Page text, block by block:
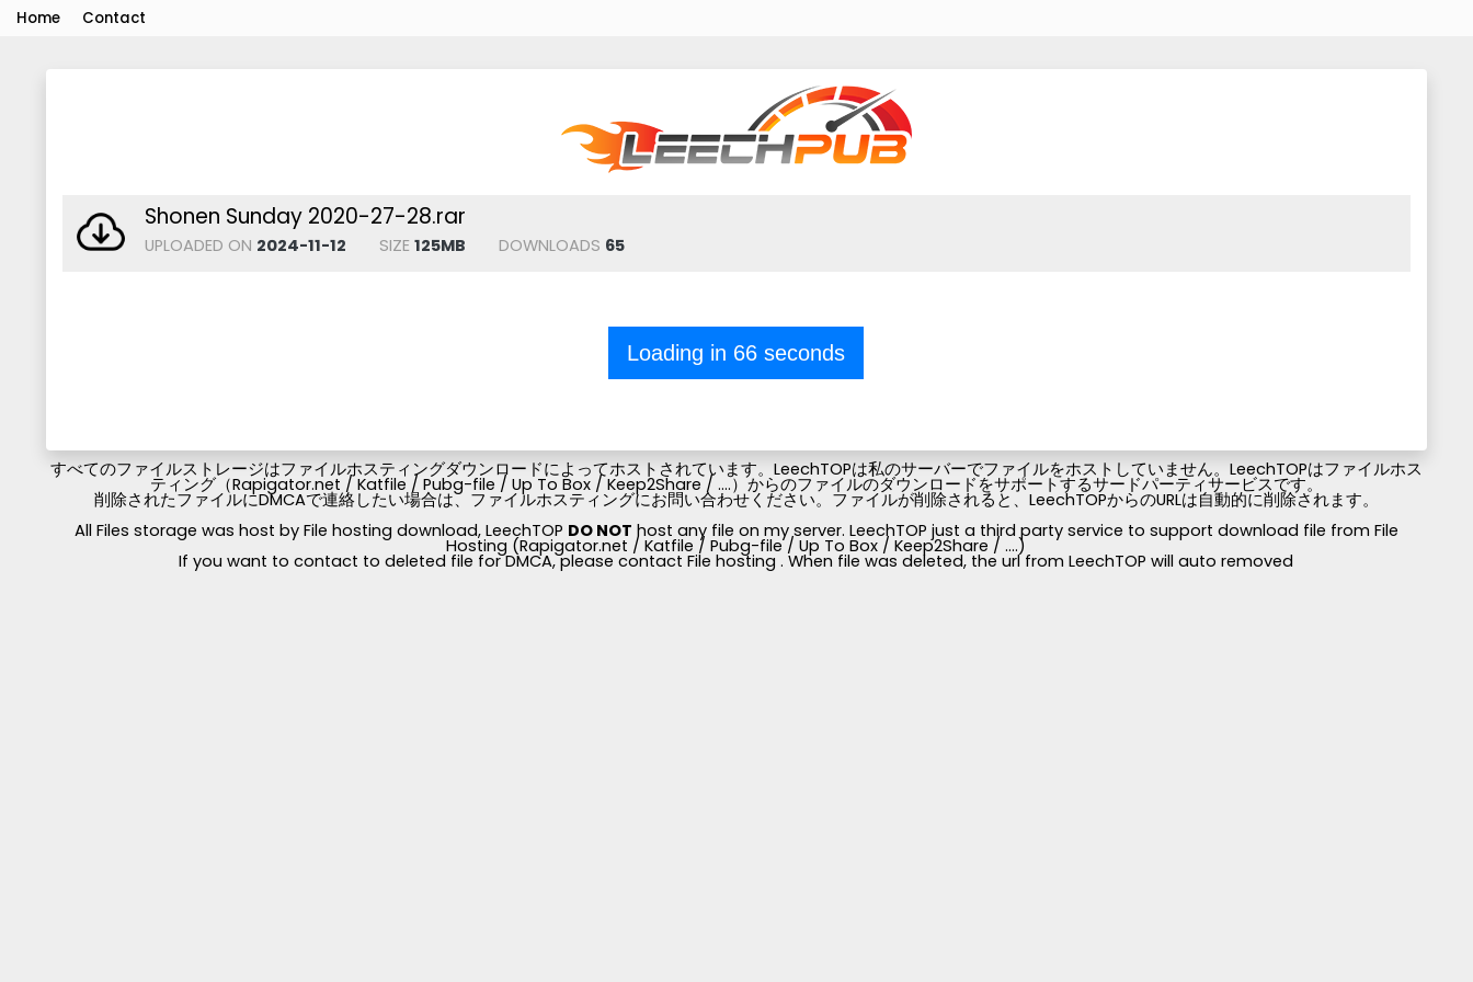
Home Contact
Shonen Sunday 2020-27-28.rar
UPLOADED ON 2024-11-12 SIZE 125MB DOWNLOADS 65
Loading in 66 seconds
すべてのファイルストレージはファイルホスティングダウンロードによってホストされています。LeechTOPは私のサーバーでファイルをホストしていません。LeechTOPはファイルホス
ティング（Rapigator.net / Katfile / Pubg-file / Up To Box / Keep2Share / ....）からのファイルのダウンロードをサポートするサードパーティサービスです。
削除されたファイルにDMCAで連絡したい場合は、ファイルホスティングにお問い合わせください。ファイルが削除されると、LeechTOPからのURLは自動的に削除されます。
All Files storage was host by File hosting download, LeechTOP DO NOT host any file on my server. LeechTOP just a third party service to support download file from File
Hosting (Rapigator.net / Katfile / Pubg-file / Up To Box / Keep2Share / ....)
If you want to contact to deleted file for DMCA, please contact File hosting . When file was deleted, the url from LeechTOP will auto removed